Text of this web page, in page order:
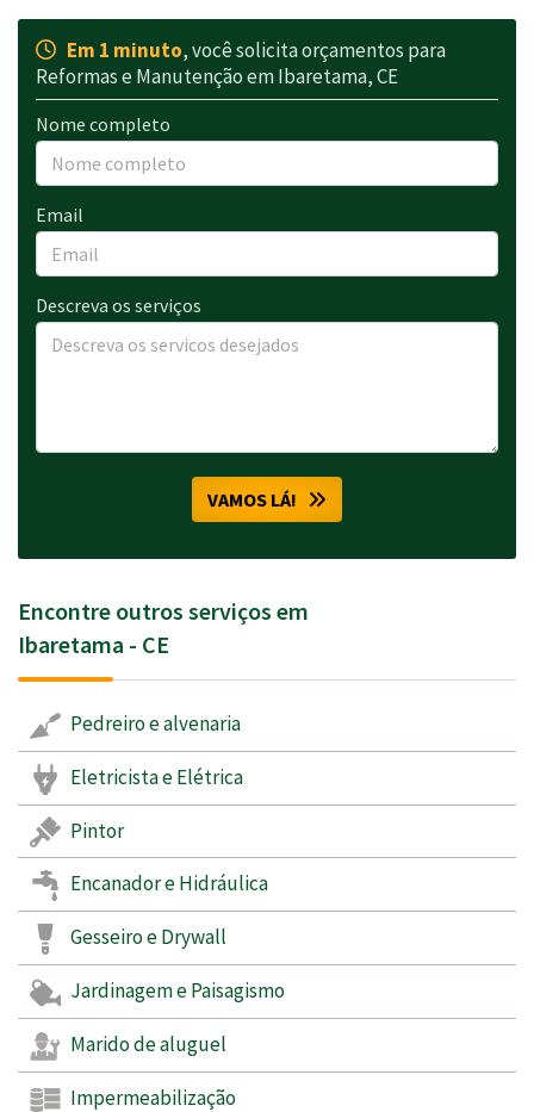
Em 1 minuto, você solicita orçamentos para
Reformas e Manutenção em Ibaretama, CE
Nome completo
Email
Descreva os serviços
VAMOS LÁ!
Encontre outros serviços em
Ibaretama - CE
Pedreiro e alvenaria
Eletricista e Elétrica
Pintor
Encanador e Hidráulica
Gesseiro e Drywall
Jardinagem e Paisagismo
Marido de aluguel
Impermeabilização